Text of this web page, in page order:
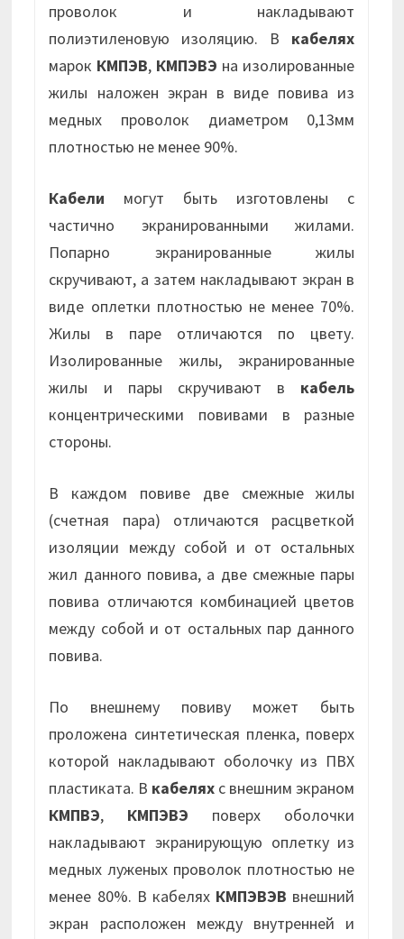
проволок и накладывают
полиэтиленовую изоляцию. В кабелях
марок КМПЭВ, КМПЭВЭ на изолированные
жилы наложен экран в виде повива из
медных проволок диаметром 0,13мм
плотностью не менее 90%.
Кабели могут быть изготовлены с
частично экранированными жилами.
Попарно экранированные жилы
скручивают, а затем накладывают экран в
виде оплетки плотностью не менее 70%.
Жилы в паре отличаются по цвету.
Изолированные жилы, экранированные
жилы и пары скручивают в кабель
концентрическими повивами в разные
стороны.
В каждом повиве две смежные жилы
(счетная пара) отличаются расцветкой
изоляции между собой и от остальных
жил данного повива, а две смежные пары
повива отличаются комбинацией цветов
между собой и от остальных пар данного
повива.
По внешнему повиву может быть
проложена синтетическая пленка, поверх
которой накладывают оболочку из ПВХ
пластиката. В кабелях с внешним экраном
КМПВЭ, КМПЭВЭ поверх оболочки
накладывают экранирующую оплетку из
медных луженых проволок плотностью не
менее 80%. В кабелях КМПЭВЭВ внешний
экран расположен между внутренней и